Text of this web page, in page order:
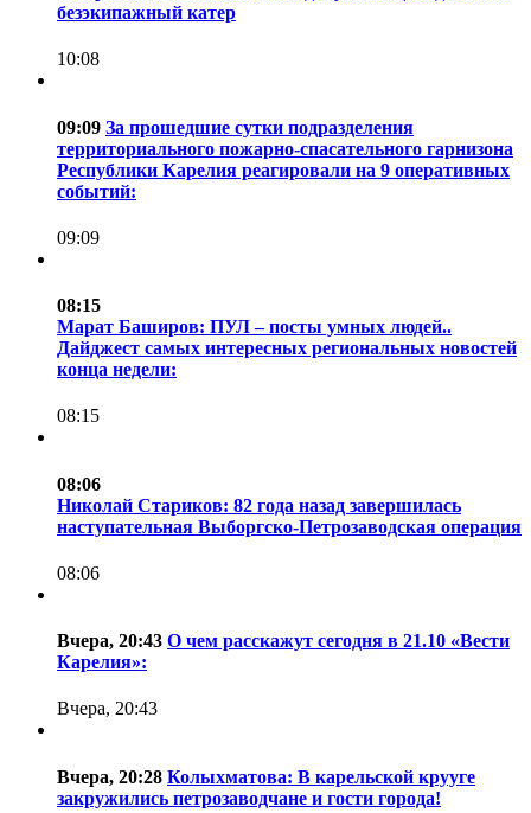
безэкипажный катер
10:08
09:09 За прошедшие сутки подразделения
территориального пожарно-спасательного гарнизона
Республики Карелия реагировали на 9 оперативных
событий:
09:09
08:15
Марат Баширов: ПУЛ – посты умных людей..
Дайджест самых интересных региональных новостей
конца недели:
08:15
08:06
Николай Стариков: 82 года назад завершилась
наступательная Выборгско-Петрозаводская операция
08:06
Вчера, 20:43 О чем расскажут сегодня в 21.10 «Вести
Карелия»:
Вчера, 20:43
Вчера, 20:28 Колыхматова: В карельской крууге
закружились петрозаводчане и гости города!